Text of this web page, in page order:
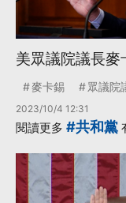
美眾議院議長麥
麥卡錫 眾議院
2023/10/4 12:31
閱讀更多 #共和黨